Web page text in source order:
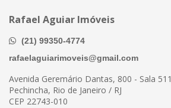
Rafael Aguiar Imóveis
(21) 99350-4774
rafaelaguiarimoveis@gmail.com
Avenida Geremário Dantas, 800 - Sala 511
Pechincha, Rio de Janeiro / RJ
CEP 22743-010